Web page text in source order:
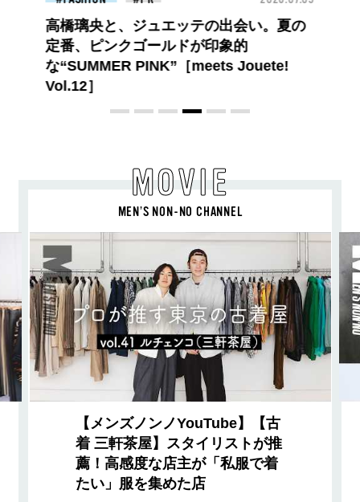
【PRADA × NI-KI(ENHYPEN)】時をかけ
る、ニューモード
MOVIE
MEN’S NON-NO CHANNEL
【メンズノンノYouTube】【古
着 三軒茶屋】スタイリストが推
薦！高感度な店主が「私服で着
たい」服を集めた店